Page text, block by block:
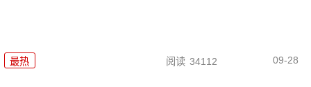
最热 阅读 34112 09-28